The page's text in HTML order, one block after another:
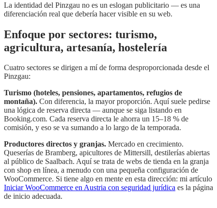
La identidad del Pinzgau no es un eslogan publicitario — es una
diferenciación real que debería hacer visible en su web.
Enfoque por sectores: turismo,
agricultura, artesanía, hostelería
Cuatro sectores se dirigen a mí de forma desproporcionada desde el
Pinzgau:
Turismo (hoteles, pensiones, apartamentos, refugios de
montaña). Con diferencia, la mayor proporción. Aquí suele pedirse
una lógica de reserva directa — aunque se siga listando en
Booking.com. Cada reserva directa le ahorra un 15–18 % de
comisión, y eso se va sumando a lo largo de la temporada.
Productores directos y granjas. Mercado en crecimiento.
Queserías de Bramberg, apicultores de Mittersill, destilerías abiertas
al público de Saalbach. Aquí se trata de webs de tienda en la granja
con shop en línea, a menudo con una pequeña configuración de
WooCommerce. Si tiene algo en mente en esta dirección: mi artículo
Iniciar WooCommerce en Austria con seguridad jurídica es la página
de inicio adecuada.